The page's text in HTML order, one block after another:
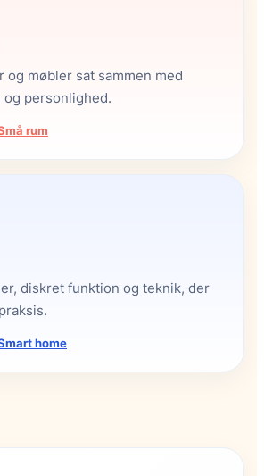
og møbler sat sammen med
og personlighed.
rum
diskret funktion og teknik, der
home